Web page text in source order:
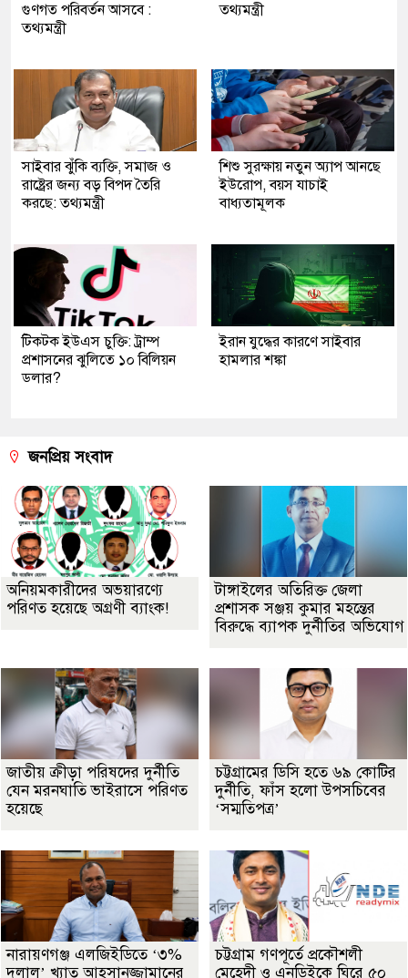
গুণগত পরিবর্তন আসবে :
তথ্যমন্ত্রী
তথ্যমন্ত্রী
সাইবার ঝুঁকি ব্যক্তি, সমাজ ও
রাষ্ট্রের জন্য বড় বিপদ তৈরি
করছে: তথ্যমন্ত্রী
শিশু সুরক্ষায় নতুন অ্যাপ আনছে
ইউরোপ, বয়স যাচাই
বাধ্যতামূলক
টিকটক ইউএস চুক্তি: ট্রাম্প
প্রশাসনের ঝুলিতে ১০ বিলিয়ন
ডলার?
ইরান যুদ্ধের কারণে সাইবার
হামলার শঙ্কা
জনপ্রিয় সংবাদ
অনিয়মকারীদের অভয়ারণ্যে
পরিণত হয়েছে অগ্রণী ব্যাংক!
টাঙ্গাইলের অতিরিক্ত জেলা
প্রশাসক সঞ্জয় কুমার মহন্তের
বিরুদ্ধে ব্যাপক দুর্নীতির অভিযোগ
জাতীয় ক্রীড়া পরিষদের দুর্নীতি
যেন মরনঘাতি ভাইরাসে পরিণত
হয়েছে
চট্টগ্রামের ডিসি হতে ৬৯ কোটির
দুর্নীতি, ফাঁস হলো উপসচিবের
‘সম্মতিপত্র’
নারায়ণগঞ্জ এলজিইডিতে ‘৩%
দুলাল’ খ্যাত আহসানুজ্জামানের
চট্টগ্রাম গণপূর্তে প্রকৌশলী
মেহেদী ও এনডিইকে ঘিরে ৫০